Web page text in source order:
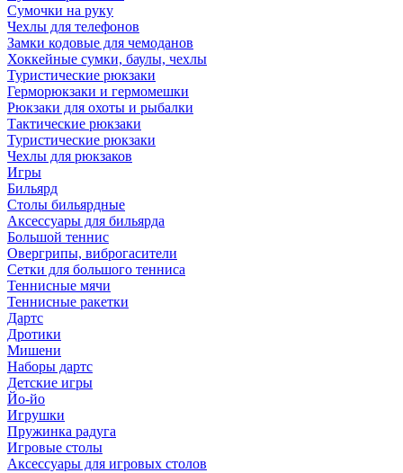
Сумочки на руку
Чехлы для телефонов
Замки кодовые для чемоданов
Хоккейные сумки, баулы, чехлы
Туристические рюкзаки
Герморюкзаки и гермомешки
Рюкзаки для охоты и рыбалки
Тактические рюкзаки
Туристические рюкзаки
Чехлы для рюкзаков
Игры
Бильярд
Столы бильярдные
Аксессуары для бильярда
Большой теннис
Овергрипы, виброгасители
Сетки для большого тенниса
Теннисные мячи
Теннисные ракетки
Дартс
Дротики
Мишени
Наборы дартс
Детские игры
Йо-йо
Игрушки
Пружинка радуга
Игровые столы
Аксессуары для игровых столов